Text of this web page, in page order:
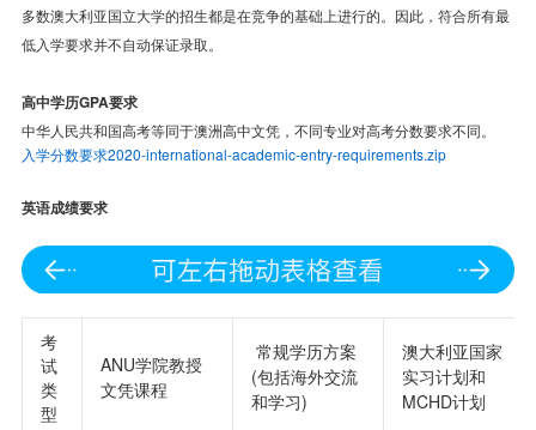
多数澳大利亚国立大学的招生都是在竞争的基础上进行的。因此，符合所有最
低入学要求并不自动保证录取。
高中学历GPA要求
中华人民共和国高考等同于澳洲高中文凭，不同专业对高考分数要求不同。
入学分数要求2020-international-academic-entry-requirements.zip
英语成绩要求
考
试
类
型
ANU学院教授
文凭课程
常规学历方案
(包括海外交流
和学习)
澳大利亚国家
实习计划和
MCHD计划